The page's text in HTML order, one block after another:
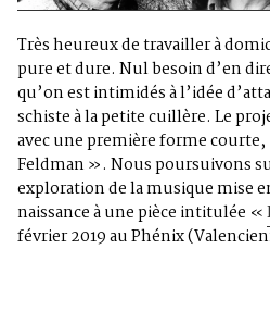
Très heureux de travailler à
pure et dure. Nul besoin d’en
qu’on est intimidés à l’idée
schiste à la petite cuillère. Le
avec une première forme
Feldman ». Nous poursuivons
exploration de la musique mise
naissance à une pièce intitulée «
février 2019 au Phénix